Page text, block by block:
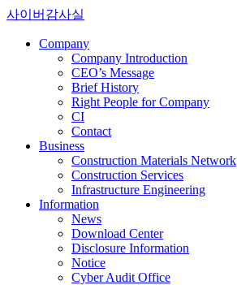
사이버감사실
Company
Company Introduction
CEO’s Message
Brief History
Right People for Company
CI
Contact
Business
Construction Materials Network
Construction Services
Infrastructure Engineering
Information
News
Download Center
Disclosure Information
Notice
Cyber Audit Office